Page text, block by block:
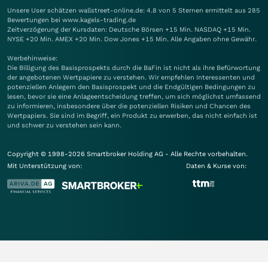
Unsere User schätzen wallstreet-online.de: 4.8 von 5 Sternen ermittelt aus 285
Bewertungen bei www.kagels-trading.de
Zeitverzögerung der Kursdaten: Deutsche Börsen +15 Min. NASDAQ +15 Min.
NYSE +20 Min. AMEX +20 Min. Dow Jones +15 Min. Alle Angaben ohne Gewähr.
Werbehinweise:
Die Billigung des Basisprospekts durch die BaFin ist nicht als ihre Befürwortung
der angebotenen Wertpapiere zu verstehen. Wir empfehlen Interessenten und
potenziellen Anlegern den Basisprospekt und die Endgültigen Bedingungen zu
lesen, bevor sie eine Anlageentscheidung treffen, um sich möglichst umfassend
zu informieren, insbesondere über die potenziellen Risiken und Chancen des
Wertpapiers. Sie sind im Begriff, ein Produkt zu erwerben, das nicht einfach ist
und schwer zu verstehen sein kann.
Copyright © 1998-2026 Smartbroker Holding AG - Alle Rechte vorbehalten.
Mit Unterstützung von:
Daten & Kurse von: